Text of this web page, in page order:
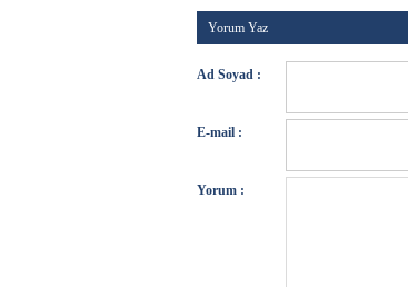
Yorum Yaz
Ad Soyad :
E-mail :
Yorum :